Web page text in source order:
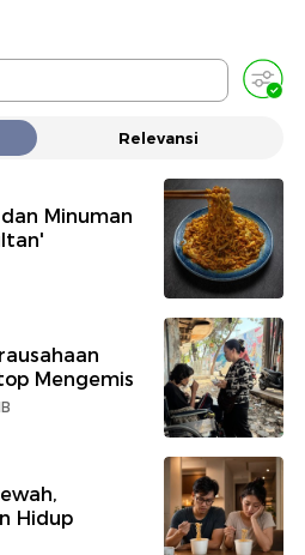
Relevansi
Minuman
Mengemis
Hidup